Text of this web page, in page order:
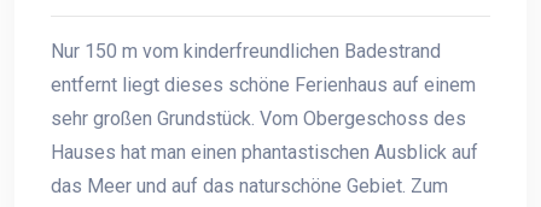
Nur 150 m vom kinderfreundlichen Badestrand
entfernt liegt dieses schöne Ferienhaus auf einem
sehr großen Grundstück. Vom Obergeschoss des
Hauses hat man einen phantastischen Ausblick auf
das Meer und auf das naturschöne Gebiet. Zum